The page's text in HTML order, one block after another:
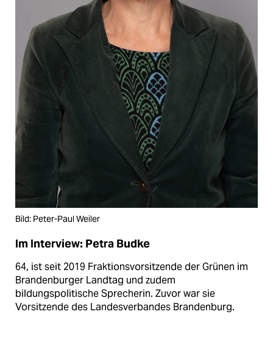
Bild: Peter-Paul Weiler
Im Interview: Petra Budke
64, ist seit 2019 Fraktionsvorsitzende der Grünen im
Brandenburger Landtag und zudem
bildungspolitische Sprecherin. Zuvor war sie
Vorsitzende des Landesverbandes Brandenburg.